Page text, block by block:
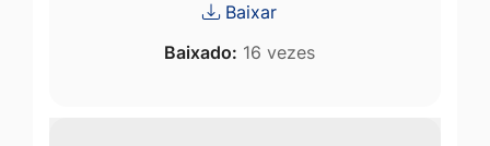
Baixar
Baixado: 16 vezes